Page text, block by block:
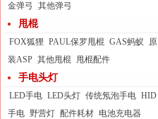
金弹弓
其他弹弓
甩棍
FOX狐狸 PAUL保罗甩棍 GAS蚂蚁
原
装ASP 其他甩棍 甩棍配件
手电头灯
LED手电 LED头灯 传统氖泡手电 HID
手电 野营灯 配件耗材 电池充电器